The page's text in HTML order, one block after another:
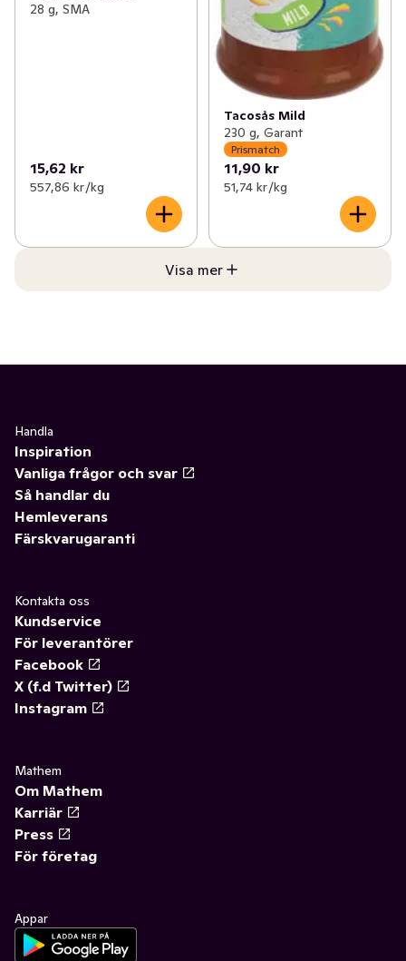
28 g, SMA
15,62 kr
557,86 kr /kg
Tacosås Mild
230 g, Garant
Prismatch
11,90 kr
51,74 kr /kg
Visa mer
Handla
Inspiration
Vanliga frågor och svar
Så handlar du
Hemleverans
Färskvarugaranti
Kontakta oss
Kundservice
För leverantörer
Facebook
X (f.d Twitter)
Instagram
Mathem
Om Mathem
Karriär
Press
För företag
Appar